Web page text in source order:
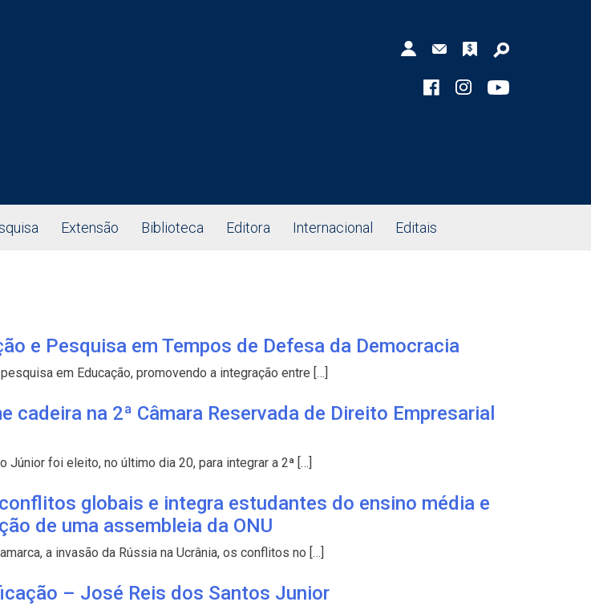
Extensão Biblioteca Editora Internacional Editais
e Pesquisa em Tempos de Defesa da Democracia
em Educação, promovendo a integração entre […]
cadeira na 2ª Câmara Reservada de Direito Empresarial
Júnior foi eleito, no último dia 20, para integrar a 2ª […]
globais e integra estudantes do ensino média e
de uma assembleia da ONU
a invasão da Rússia na Ucrânia, os conflitos no […]
– José Reis dos Santos Junior